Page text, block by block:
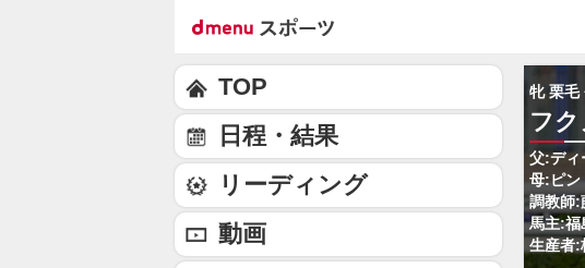
牝 栗毛
フ
父:ディ
母:ピン
調教師:
馬主:福
生産者:
TOP
日程・結果
リーディング
動画